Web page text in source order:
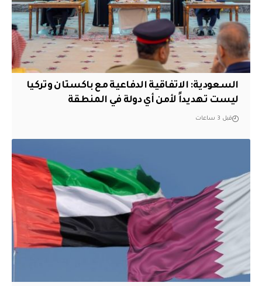
السعودية: الاتفاقية الدفاعية مع باكستان وتركيا
ليست تهديداً لأمن أي دولة في المنطقة
قبل 3 ساعات